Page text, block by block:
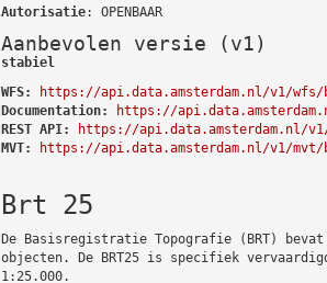
Autorisatie: OPENBAAR
Aanbevolen versie (v1)
stabiel
WFS:
https://api.data.amsterdam.nl/v1/wfs/
Documentation:
https://
REST API:
https://api.data.amsterdam.nl/
MVT:
https://api.data.amsterdam.nl/v1/mvt/
Brt 25
De Basisregistratie Topografie (BRT)
objecten. De BRT25 is specifiek
1:25.000.